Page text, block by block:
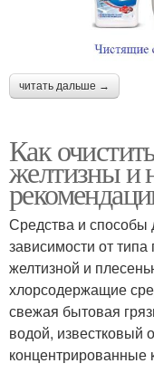
читать дальше →
Как
желтизны и
Средства и способы
зависимости от
желтизной и
хлорсодержащие
свежая бытовая
водой, известковый
концентрированные